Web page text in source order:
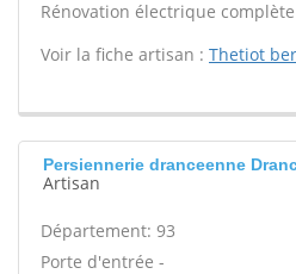
Rénovation électrique
Voir la fiche artisan : Thetiot
Persiennerie dranceenne
Artisan
Département: 93
Porte d'entrée -